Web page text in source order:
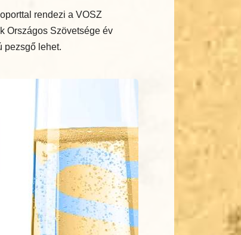
rendezi a VOSZ
Országos Szövetsége év
pezsgő lehet.